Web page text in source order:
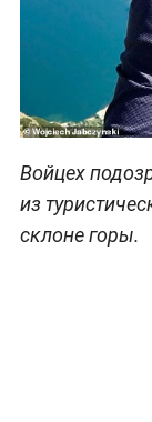
Войцех
из
склоне горы.